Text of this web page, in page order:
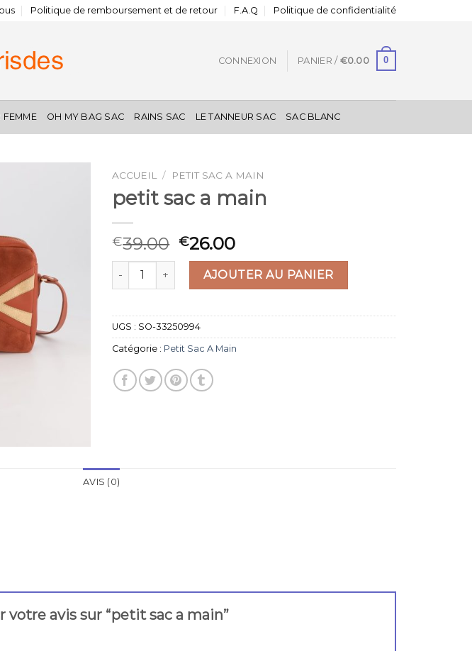
Politique de remboursement et de retour F.A.Q Politique de confidentialité
CONNEXION PANIER / €0.00 0
FEMME OH MY BAG SAC RAINS SAC LE TANNEUR SAC SAC BLANC
ACCUEIL / PETIT SAC A MAIN
petit sac a main
€39.00 €26.00
quantité de petit sac a mainAJOUTER AU PANIER
UGS : SO-33250994
Catégorie : Petit Sac A Main
AVIS (0)
votre avis sur “petit sac a main”